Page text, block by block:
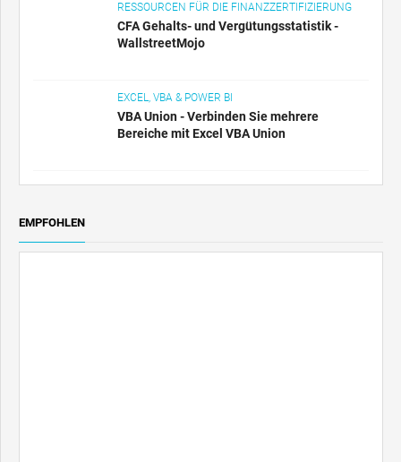
RESSOURCEN FÜR DIE FINANZZERTIFIZIERUNG
CFA Gehalts- und Vergütungsstatistik -
WallstreetMojo
EXCEL, VBA & POWER BI
VBA Union - Verbinden Sie mehrere
Bereiche mit Excel VBA Union
EMPFOHLEN